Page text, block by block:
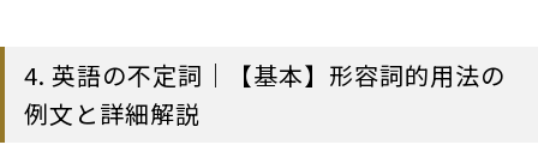
4. 英語の不定詞｜【基本】形容詞的用法の
例文と詳細解説